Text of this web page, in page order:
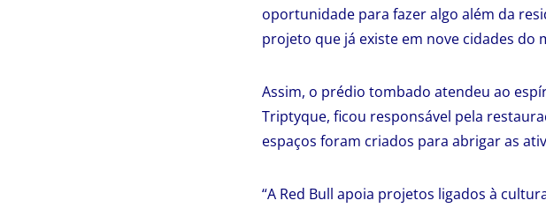
oportunidade para fazer algo além da
projeto que já existe em nove cidades do
Assim, o prédio tombado atendeu ao
Triptyque, ficou responsável pela
espaços foram criados para abrigar as
“A Red Bull apoia projetos ligados à